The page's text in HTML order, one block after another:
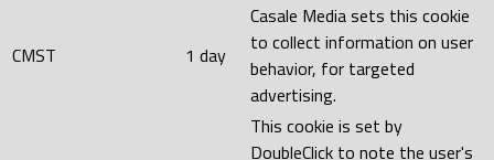
CMST 1 day
Casale Media sets this cookie
to collect information on user
behavior, for targeted
advertising.
This cookie is set by
DoubleClick to note the user's